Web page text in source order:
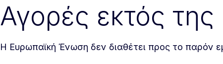
Αγορές εκτός
Η Ευρωπαϊκή Ένωση δεν διαθέτει προς το παρόν